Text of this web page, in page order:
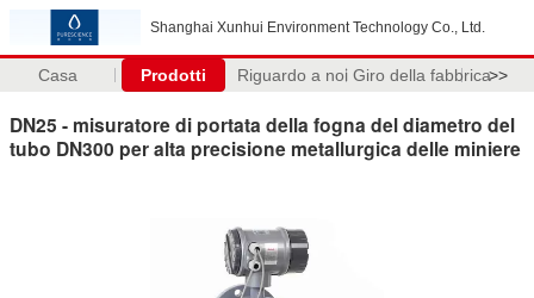
Shanghai Xunhui Environment Technology Co., Ltd.
Casa Prodotti Riguardo a noi Giro della fabbrica>>
DN25 - misuratore di portata della fogna del diametro del
tubo DN300 per alta precisione metallurgica delle miniere